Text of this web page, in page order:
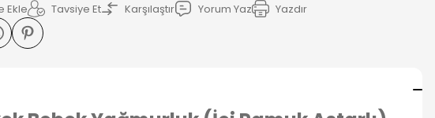
Tavsiye Et Karşılaştır Yorum Yaz Yazdır